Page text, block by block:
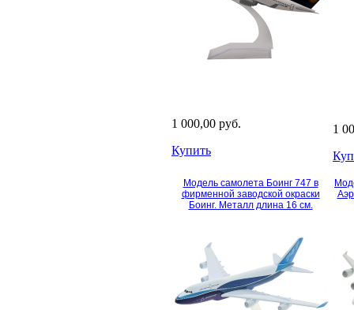
1 000,00 руб.
Купить
1
Модель самолета Боинг 747 в
фирменной заводской окраски
Боинг. Металл длина 16 см.